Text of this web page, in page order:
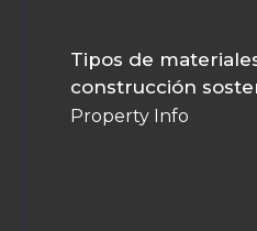
Tipos de
construcción
Property Info